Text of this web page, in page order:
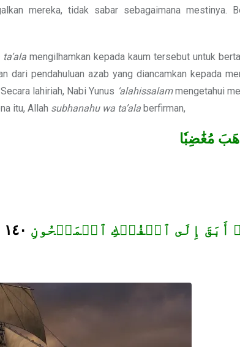
mereka, tidak sabar sebagaimana mestinya.
mengilhamkan kepada kaum tersebut untuk
pendahuluan azab yang diancamkan kepada
lahiriah, Nabi Yunus ‘alahissalammengetahui
itu, Allah subhanahu wa ta’ala berfirman,
مُغَٰضِبٗا
أَبَقَ إِلَى ٱلۡفُلۡكِ ٱلۡمَشۡحُونِ